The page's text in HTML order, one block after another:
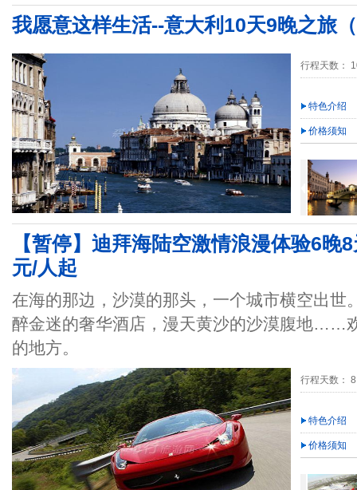
我愿意这样生活--意大利10天9晚之旅
行程天数：
特色介绍
价格须知
【暂停】迪拜海陆空激情浪漫体验6晚
元/人起
在海的那边，沙漠的那头，一个城市横空出世
醉金迷的奢华酒店，漫天黄沙的沙漠腹地……
的地方。
行程天数：
特色介绍
价格须知